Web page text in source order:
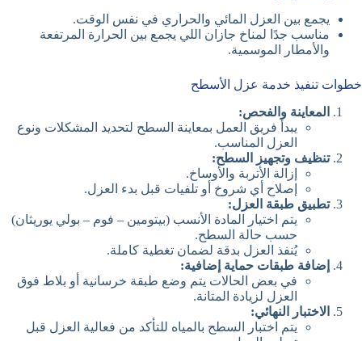
يجمع بين العزل المائي والحراري في نفس الوقت.
مناسب جدًا لمناخ جازان اللي يجمع بين الحرارة المرتفعة
والأمطار الموسمية.
خطوات تنفيذ خدمة عزل الأسطح
المعاينة والفحص:
يبدأ فريق العمل بمعاينة السطح لتحديد المشكلات ونوع
العزل المناسب.
تنظيف وتجهيز السطح:
إزالة الأتربة والأوساخ.
إصلاح أي شروخ أو تلفيات قبل بدء العزل.
تطبيق طبقة العزل:
يتم اختيار المادة الأنسب (بيتومين – فوم – بولي يوريثان)
حسب حالة السطح.
يُنفذ العزل بدقة لضمان تغطية كاملة.
إضافة طبقات حماية إضافية:
في بعض الحالات يتم وضع طبقة خرسانية أو بلاط فوق
العزل لزيادة المتانة.
الاختبار النهائي:
يتم اختبار السطح بالمياه للتأكد من فعالية العزل قبل